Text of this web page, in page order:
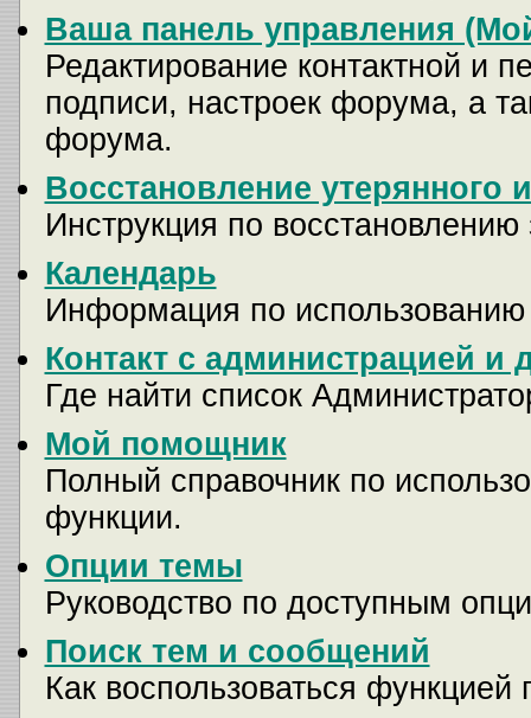
Ваша панель управления
Редактирование контактной и
подписи, настроек форума, а
форума.
Восстановление утерянного
Инструкция по восстановлению
Календарь
Информация по
Контакт с администрацией
Где найти список
Мой помощник
Полный справочник по
функции.
Опции темы
Руководство по доступным
Поиск тем и сообщений
Как воспользоваться функцией